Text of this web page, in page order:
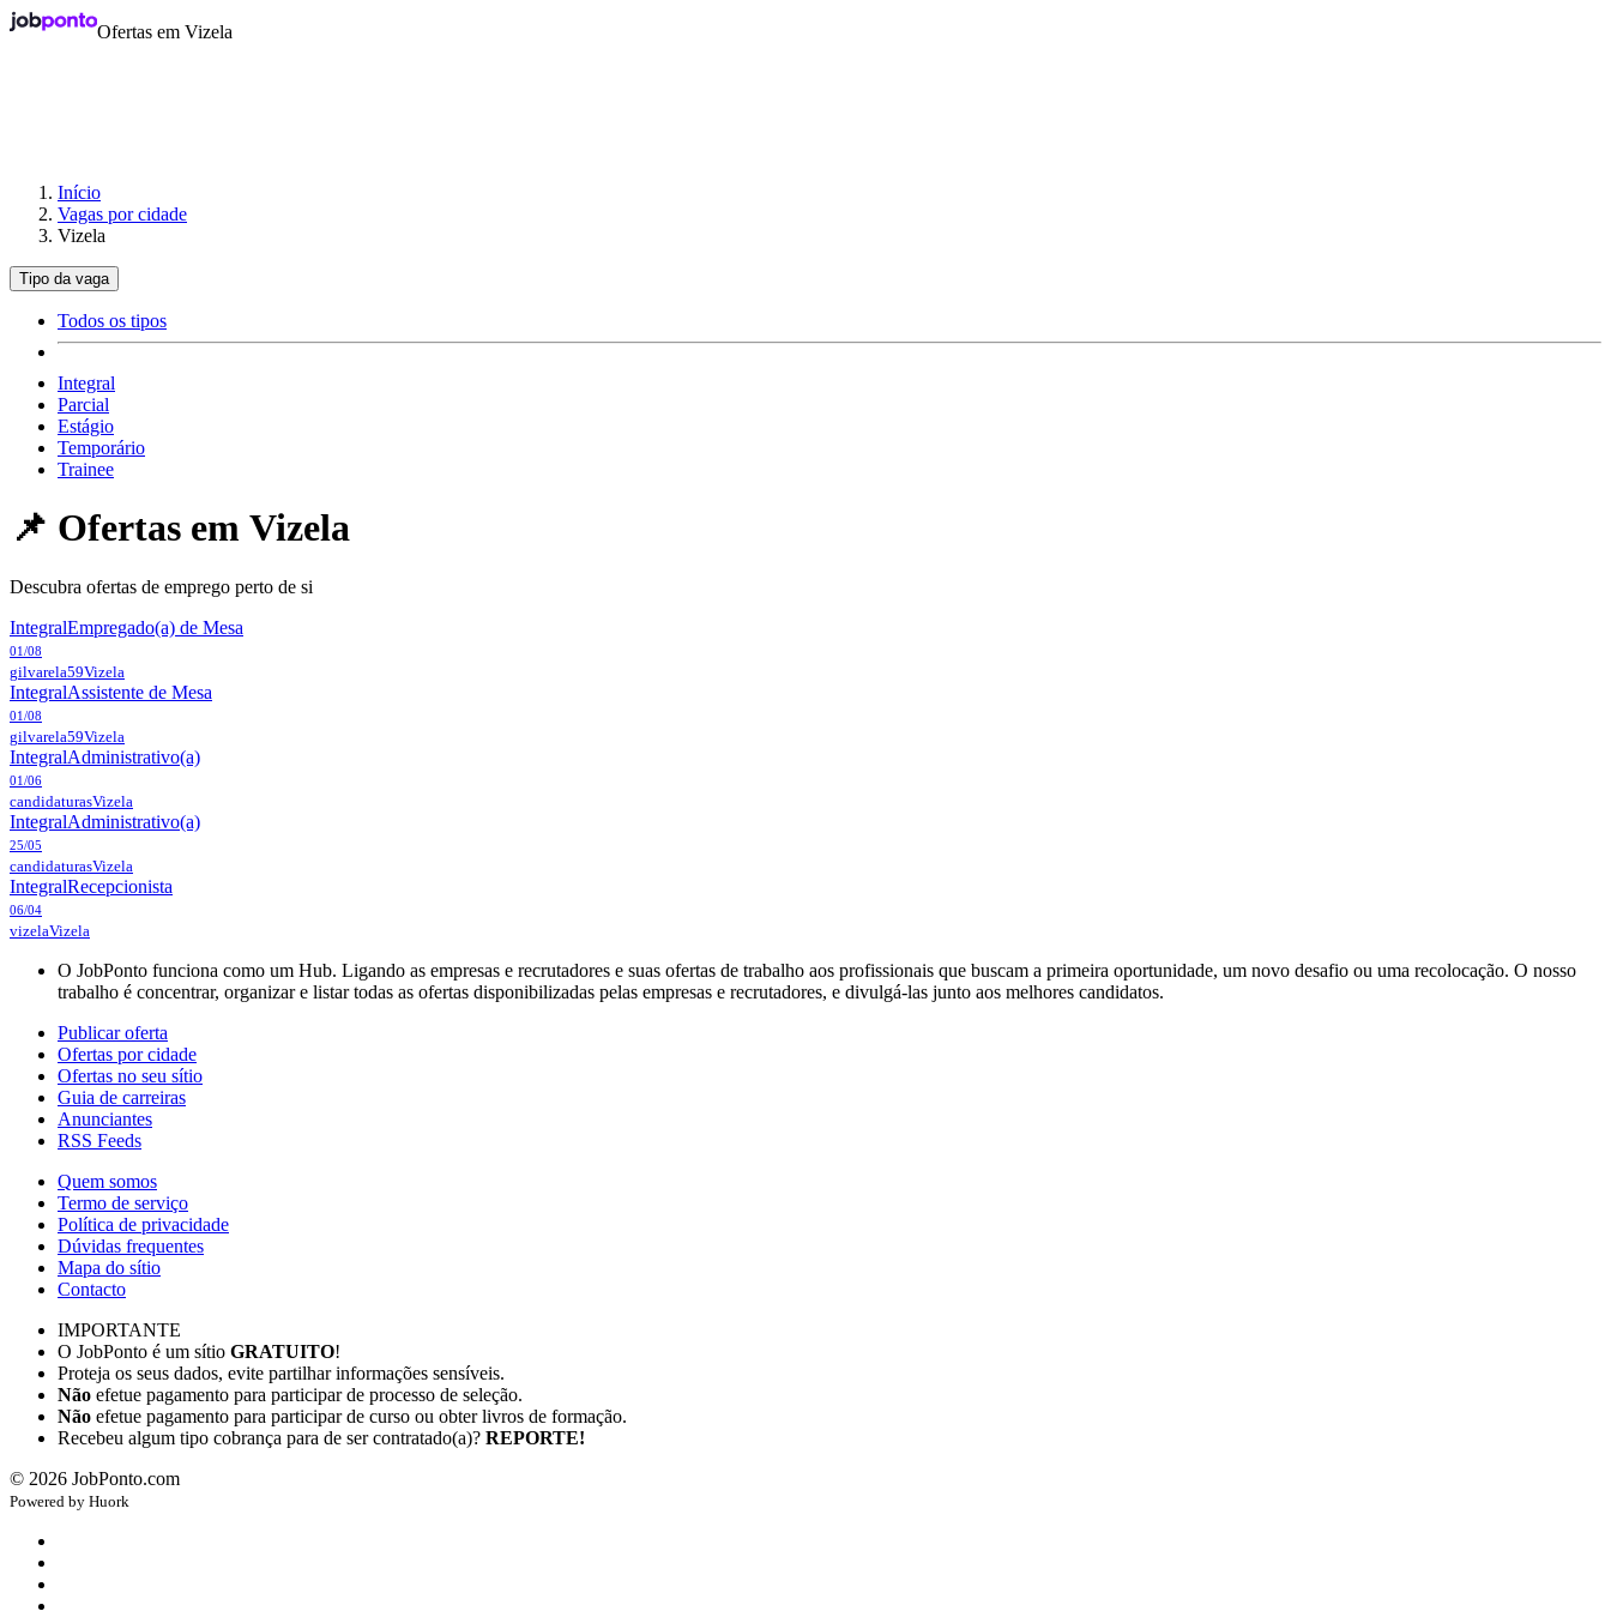
Ofertas em Vizela
Início
Vagas por cidade
Vizela
Tipo da vaga
Todos os tipos
Integral
Parcial
Estágio
Temporário
Trainee
📌 Ofertas em Vizela
Descubra ofertas de emprego perto de si
IntegralEmpregado(a) de Mesa
01/08
gilvarela59Vizela
IntegralAssistente de Mesa
01/08
gilvarela59Vizela
IntegralAdministrativo(a)
01/06
candidaturasVizela
IntegralAdministrativo(a)
25/05
candidaturasVizela
IntegralRecepcionista
06/04
vizelaVizela
O JobPonto funciona como um Hub. Ligando as empresas e recrutadores e suas ofertas de trabalho aos profissionais que buscam a primeira oportunidade, um novo desafio ou uma recolocação. O nosso
trabalho é concentrar, organizar e listar todas as ofertas disponibilizadas pelas empresas e recrutadores, e divulgá-las junto aos melhores candidatos.
Publicar oferta
Ofertas por cidade
Ofertas no seu sítio
Guia de carreiras
Anunciantes
RSS Feeds
Quem somos
Termo de serviço
Política de privacidade
Dúvidas frequentes
Mapa do sítio
Contacto
IMPORTANTE
O JobPonto é um sítio GRATUITO!
Proteja os seus dados, evite partilhar informações sensíveis.
Não efetue pagamento para participar de processo de seleção.
Não efetue pagamento para participar de curso ou obter livros de formação.
Recebeu algum tipo cobrança para de ser contratado(a)? REPORTE!
© 2026 JobPonto.com
Powered by Huork